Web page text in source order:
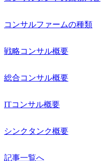
コンサルファームの種類
戦略コンサル概要
総合コンサル概要
ITコンサル概要
シンクタンク概要
記事一覧へ